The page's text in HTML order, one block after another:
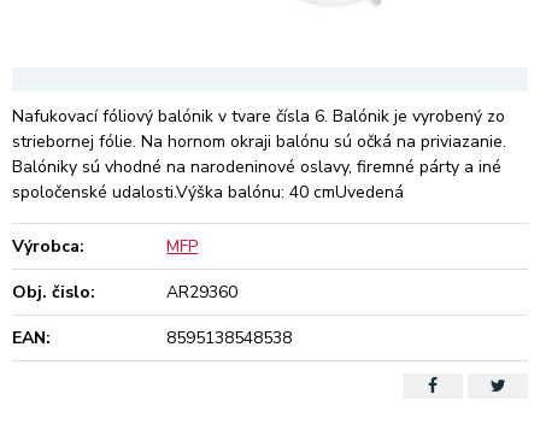
Nafukovací fóliový balónik v tvare čísla 6. Balónik je vyrobený zo
striebornej fólie. Na hornom okraji balónu sú očká na priviazanie.
Balóniky sú vhodné na narodeninové oslavy, firemné párty a iné
spoločenské udalosti.Výška balónu: 40 cmUvedená
Výrobca:
MFP
Obj. čislo:
AR29360
EAN:
8595138548538